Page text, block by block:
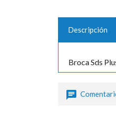
Descripción
Broca Sds